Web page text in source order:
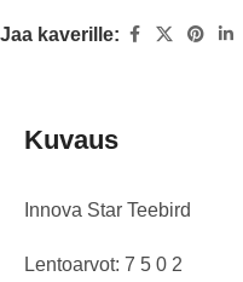
Jaa kaverille:
Kuvaus
Innova Star Teebird
Lentoarvot: 7 5 0 2